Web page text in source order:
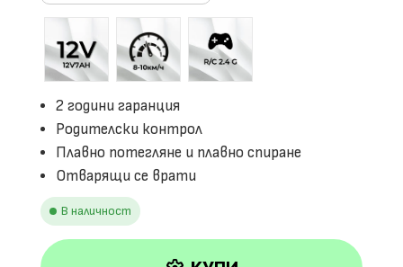
2 години гаранция
Родителски контрол
Плавно потегляне и плавно спиране
Отварящи се врати
В наличност